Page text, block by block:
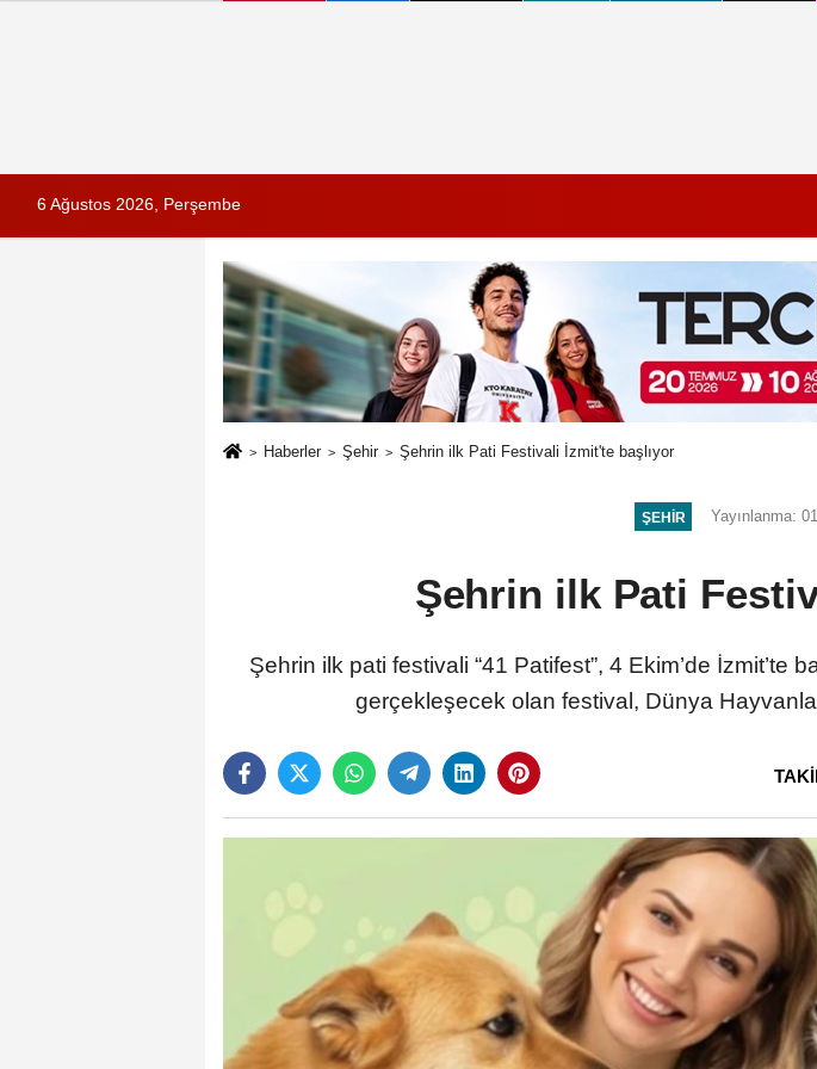
6 Ağustos 2026, Perşembe
Haberler Şehir Şehrin ilk Pati Festivali İzmit'te başlıyor
ŞEHIR Yayınlanma:
Şehrin ilk Pati
Şehrin ilk pati festivali “41 Patifest”, 4 Ekim’de İzmit’te
gerçekleşecek olan festival, Dünya